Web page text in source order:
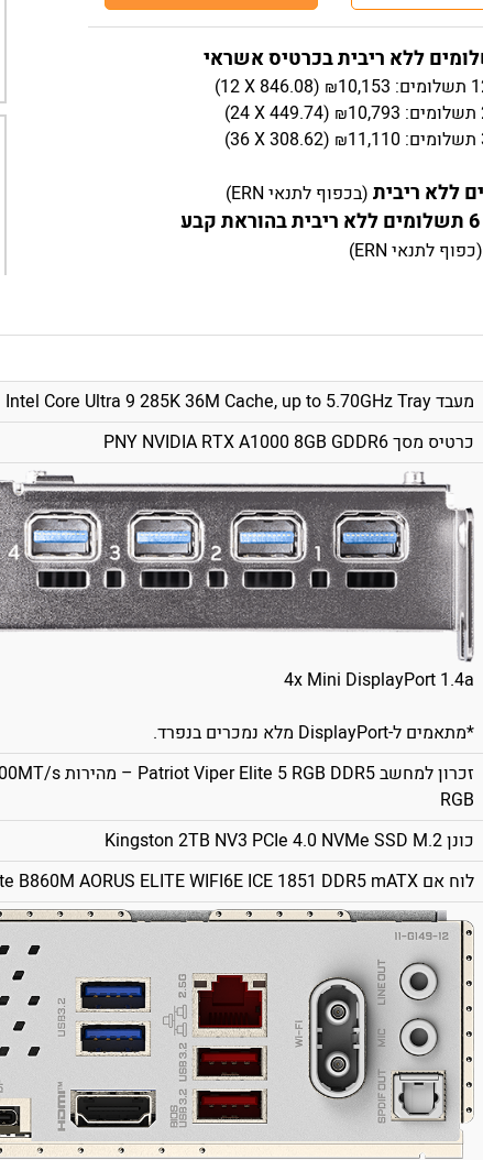
₪10,153
(12 X 846.08)
₪10,793
(24 X449.74)
₪11,110
(36 X308.62)
(בכפוף לתנאי ERN)
חדש - עד 6 תשלומים ללא ריבית בהוראת קבע
(כפוף לתנאי ERN)
מעבד Intel Core Ultra 9 285K 36M Cache, up to 5.70GHz Tray
כרטיס מסך PNY NVIDIA RTX A1000 8GB GDDR6
4x Mini DisplayPort 1.4a
*מתאמים ל-DisplayPort מלא נמכרים בנפרד.
RGB
כונן Kingston 2TB NV3 PCIe 4.0 NVMe SSD M.2
לוח אם Gigabyte B860M AORUS ELITE WIFI6E ICE 1851 DDR5 mATX - צבע לבן